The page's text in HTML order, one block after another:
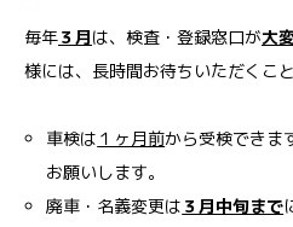
毎年３月は、検査・登録窓口が大
様には、長時間お待ちいただくこ
車検は １ヶ月前から受検でき
お願いします。
廃車・名義変更は ３月中旬まで